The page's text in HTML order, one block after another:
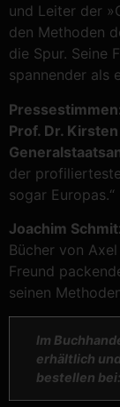
und Leiter der
den Methoden
die Spur. Seine
spannender als
Prof. Dr.
der
sogar Europas.“
Joachim
Bücher von
Freund
seinen
Im
erhältlich
bestellen bei: